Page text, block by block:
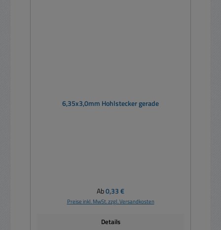
6,35x3,0mm Hohlstecker gerade
Regulärer Preis:
Ab0,33 €
Preise inkl. MwSt. zzgl. Versandkosten
Details